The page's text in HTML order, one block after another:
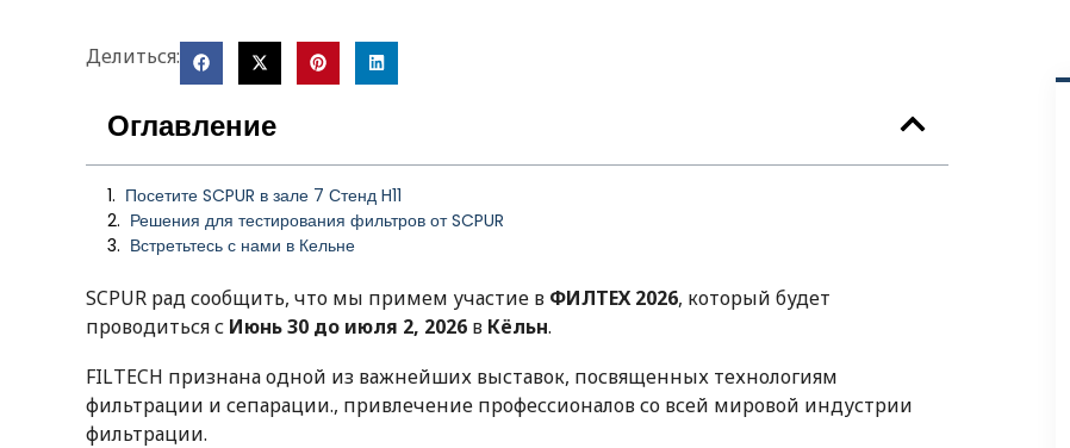
Делиться:
Оглавление
Посетите SCPUR в зале 7 Стенд H11
Решения для тестирования фильтров от SCPUR
Встретьтесь с нами в Кельне
SCPUR рад сообщить, что мы примем участие в ФИЛТЕХ 2026, который будет
проводиться с Июнь 30 до июля 2, 2026 в Кёльн.
FILTECH признана одной из важнейших выставок, посвященных технологиям
фильтрации и сепарации., привлечение профессионалов со всей мировой индустрии
фильтрации.